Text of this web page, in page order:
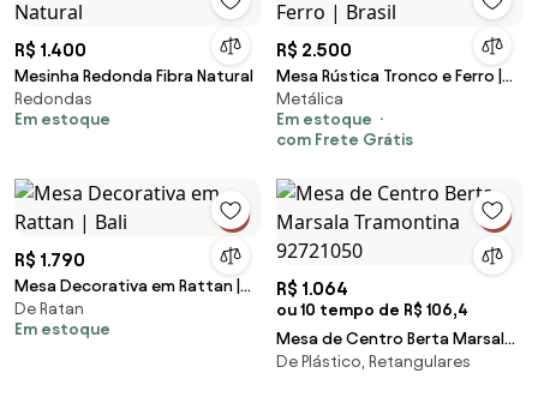
R$ 1.400
Mesinha Redonda Fibra Natural
Redondas
Em estoque
R$ 2.500
Mesa Rústica Tronco e Ferro |
Brasil
Metálica
Em estoque
com Frete Grátis
R$ 1.790
Mesa Decorativa em Rattan |
Bali
De Ratan
Em estoque
R$ 1.064
ou 10 tempo de R$ 106,4
Mesa de Centro Berta Marsala
Tramontina 92721050
De Plástico, Retangulares